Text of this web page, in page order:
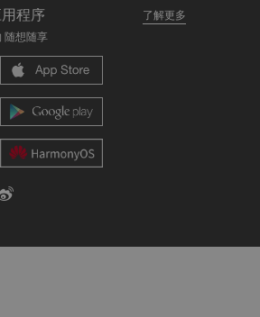
程序
了解更多
随想随享